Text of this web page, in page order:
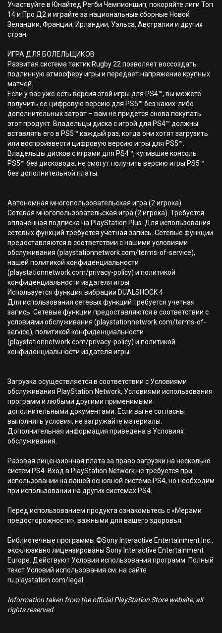
Участвуйте в Юнайтед Регби Чемпионшип, покоряйте лиги Топ
14 и Про Д2 и играйте за национальные сборные Новой
Зеландии, Франции, Ирландии, Уэльса, Австралии и других
стран.
ИГРА ДЛЯ БОЛЕЛЬЩИКОВ
Развитая система тактик Rugby 22 позволяет воссоздать
подлинную атмосферу игры и передает напряжение крупных
матчей.
Если у вас уже есть версия этой игры для PS4™, вы можете
получить ее цифровую версию для PS5™ без каких-либо
дополнительных затрат – вам не придется снова покупать
этот продукт. Владельцы диска с игрой для PS4™ должны
вставлять его в PS5™ каждый раз, когда они хотят загрузить
или воспроизвести цифровую версию игры для PS5™.
Владельцы дисков с играми для PS4™, купившие консоль
PS5™ без дисковода, не смогут получить версию игры PS5™
без дополнительной платы.
Автономная многопользовательская игра (2 игрока)
Сетевая многопользовательская игра (2 игрока). Требуется
оплаченная подписка на PlayStation Plus. Для использования
сетевых функций требуется учетная запись. Сетевые функции
предоставляются в соответствии с нашими условиями
обслуживания (playstationnetwork.com/terms-of-service),
нашей политикой конфиденциальности
(playstationnetwork.com/privacy-policy) и политикой
конфиденциальности издателя игры.
Используется функция вибрации DUALSHOCK 4
Для использования сетевых функций требуется учетная
запись. Сетевые функции предоставляются в соответствии с
условиями обслуживания (playstationnetwork.com/terms-of-
service), политикой конфиденциальности
(playstationnetwork.com/privacy-policy) и политикой
конфиденциальности издателя игры.
Загрузка осуществляется в соответствии с Условиями
обслуживания PlayStation Network, Условиями использования
программ и любыми другими применимыми
дополнительными документами. Если вы не согласны
выполнять условия, не загружайте материалы.
Дополнительная информация приведена в Условиях
обслуживания.
Разовая лицензионная плата за право загрузки на несколько
систем PS4. Вход в PlayStation Network не требуется при
использовании на вашей основной системе PS4, но необходим
при использовании на других системах PS4.
Перед использованием продукта ознакомьтесь с «Мерами
предосторожности», важными для вашего здоровья.
Библиотечные программы ©Sony Interactive Entertainment Inc.,
эксклюзивно лицензированы Sony Interactive Entertainment
Europe. Действуют Условия использования программ. Полный
текст Условий использования см. на сайте
ru.playstation.com/legal.
Information taken from the official PlayStation Store website, all
rights reserved.